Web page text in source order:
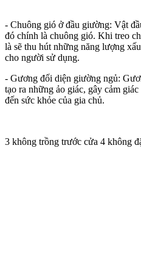
- Chuông gió ở đầu giường: Vật
đó chính là chuông gió. Khi treo
là sẽ thu hút những năng lượng
cho người sử dụng.
- Gương đối diện giường ngủ:
tạo ra những ảo giác, gây cảm
đến sức khỏe của gia chủ.
3 không trồng trước cửa 4 không